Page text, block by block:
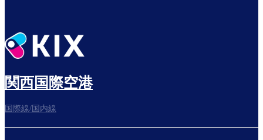
関西国際空港
国際線/国内線